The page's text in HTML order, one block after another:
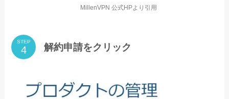
MillenVPN 公式HPより引用
STEP
解約申請をクリック